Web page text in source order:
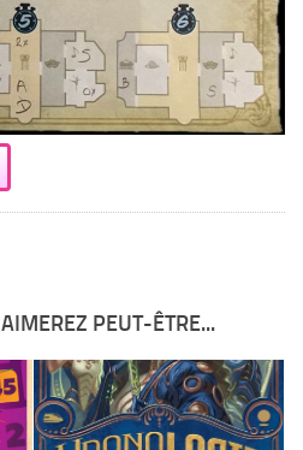
PEUT-ÊTRE...